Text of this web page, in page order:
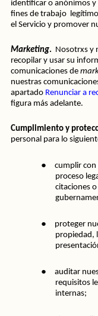
identificar o anónimos
fines de trabajo
el Servicio y promover
Marketing. Nosotrxs y
recopilar y usar su
comunicaciones de
nuestras
apartado Renunciar a
figura más adelante.
Cumplimiento y
personal para lo
●
cumplir con
proceso
citaciones
●
proteger
propiedad,
●
auditar
requisitos
internas;